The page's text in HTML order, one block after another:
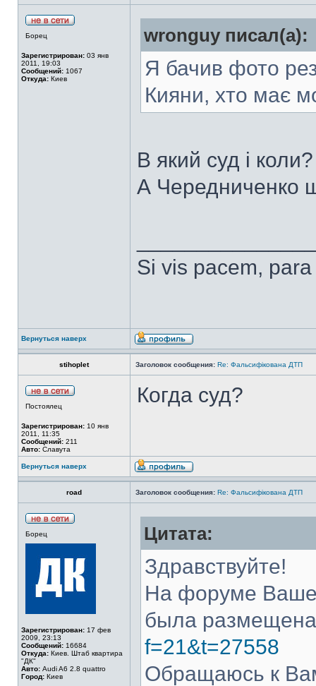
Борец
Зарегистрирован: 03 янв
2011, 19:03
Сообщений: 1067
Откуда: Киев
wronguy писал(а):
Я бачив фото
Кияни, хто має
В який суд і коли?
А Чередниченко
Si vis pacem,
Вернуться наверх
stihoplet Заголовок сообщения: Re: Фальсифікована ДТП
Постоялец
Зарегистрирован: 10 янв
2011, 11:35
Сообщений: 211
Авто: Славута
Когда суд?
Вернуться наверх
road Заголовок сообщения: Re: Фальсифікована ДТП
Борец
Зарегистрирован: 17 фев
2009, 23:13
Сообщений: 16684
Откуда: Киев. Штаб квартира
"ДК"
Авто: Audi A6 2.8 quattro
Город: Киев
Цитата:
Здравствуйте!
На форуме
была
f=21&t=27558
Обращаюсь к